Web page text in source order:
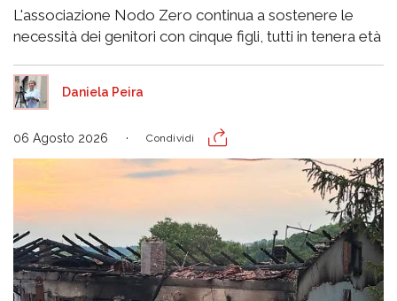
L'associazione Nodo Zero continua a sostenere le
necessità dei genitori con cinque figli, tutti in tenera età
Daniela Peira
06 Agosto 2026 Condividi